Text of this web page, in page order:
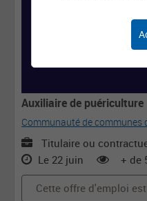
Auxiliaire de puériculture
Communauté de communes
Titulaire ou
Le 22 juin
+ de
Cette offre d'emploi